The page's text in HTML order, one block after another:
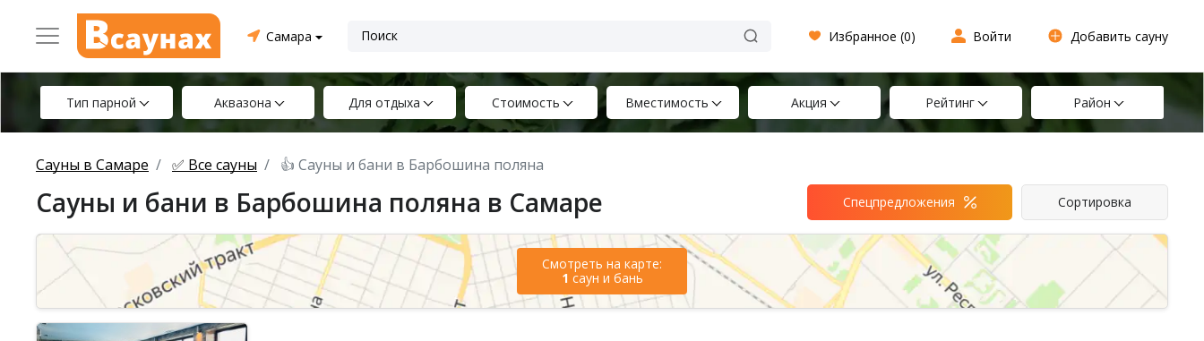
Самара Избранное (0) Войти Добавить сауну
Тип парной Аквазона Для отдыха Стоимость Вместимость Акция Рейтинг Район
Сауны в Самаре ✅ Все сауны 👍 Сауны и бани в Барбошина поляна
Сауны и бани в Барбошина поляна в Самаре Спецпредложения Сортировка
Смотреть на карте:
1 саун и бань